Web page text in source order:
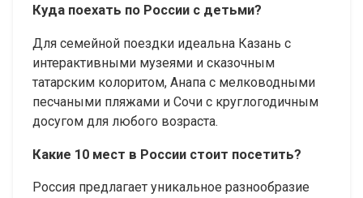
Куда поехать по России с детьми?
Для семейной поездки идеальна Казань с
интерактивными музеями и сказочным
татарским колоритом, Анапа с мелководными
песчаными пляжами и Сочи с круглогодичным
досугом для любого возраста.
Какие 10 мест в России стоит посетить?
Россия предлагает уникальное разнообразие